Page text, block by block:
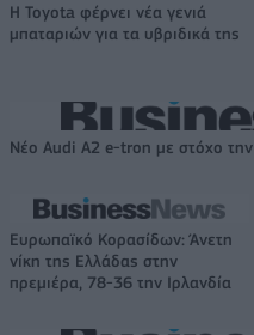
Η Toyota φέρνει νέα γενιά
μπαταριών για τα υβριδικά της
Νέο Audi A2 e-tron με στόχο
Ευρωπαϊκό Κορασίδων: Άνετη
νίκη της Ελλάδας στην
πρεμιέρα, 78-36 την Ιρλανδία